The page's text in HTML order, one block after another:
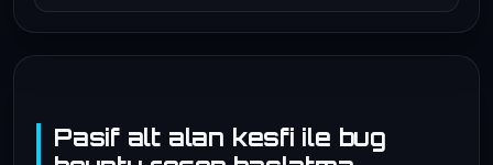
Pasif alt alan kesfi ile bug